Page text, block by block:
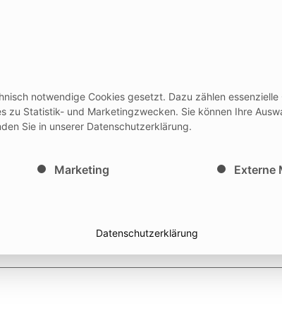
+ Medicon HUB
notwendige Cookies gesetzt. Dazu zählen essenzielle
zu Statistik- und Marketingzwecken. Sie können Ihre
Sie in unserer Datenschutzerklärung.
erteilt werden kann. Die erste Service-Gruppe
Marketing Externe
Datenschutzerklärung